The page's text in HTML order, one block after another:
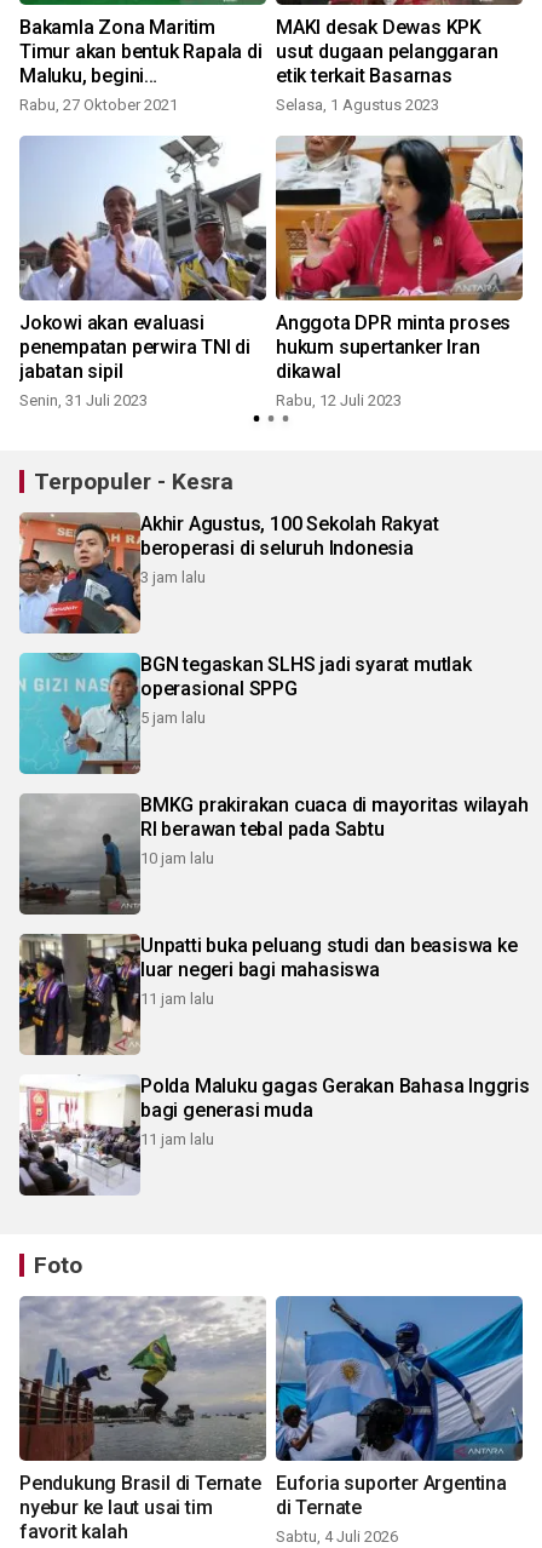
Bakamla Zona Maritim
Timur akan bentuk Rapala di
Maluku, begini
penjelasannya
Rabu, 27 Oktober 2021
MAKI desak Dewas KPK
usut dugaan pelanggaran
etik terkait Basarnas
Selasa, 1 Agustus 2023
Jokowi akan evaluasi
penempatan perwira TNI di
jabatan sipil
Senin, 31 Juli 2023
Anggota DPR minta proses
hukum supertanker Iran
dikawal
Rabu, 12 Juli 2023
Terpopuler - Kesra
Akhir Agustus, 100 Sekolah Rakyat
beroperasi di seluruh Indonesia
3 jam lalu
BGN tegaskan SLHS jadi syarat mutlak
operasional SPPG
5 jam lalu
BMKG prakirakan cuaca di mayoritas wilayah
RI berawan tebal pada Sabtu
10 jam lalu
Unpatti buka peluang studi dan beasiswa ke
luar negeri bagi mahasiswa
11 jam lalu
Polda Maluku gagas Gerakan Bahasa Inggris
bagi generasi muda
11 jam lalu
Foto
Pendukung Brasil di Ternate
nyebur ke laut usai tim
favorit kalah
Euforia suporter Argentina
di Ternate
Sabtu, 4 Juli 2026